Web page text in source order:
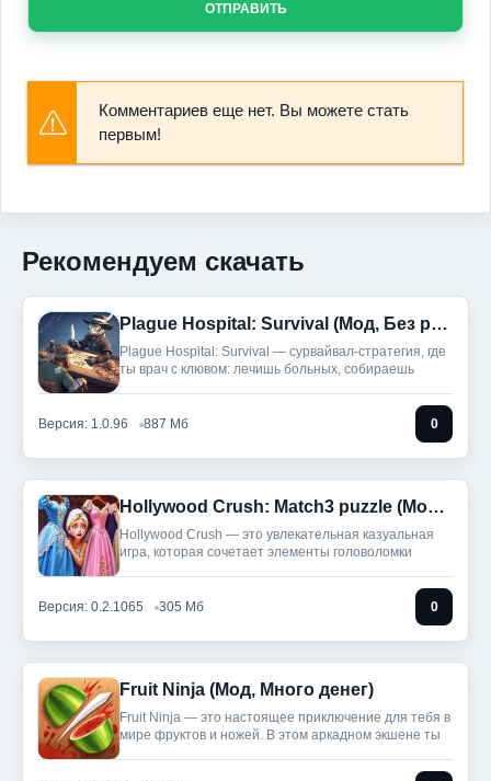
ОТПРАВИТЬ
Комментариев еще нет. Вы можете стать
первым!
Рекомендуем скачать
Plague Hospital: Survival (Мод, Без рекламы)
Plague Hospital: Survival — сурвайвал-стратегия, где
ты врач с клювом: лечишь больных, собираешь
Версия: 1.0.96 887 Мб 0
Hollywood Crush: Match3 puzzle (Мод, без рекламы)
Hollywood Crush — это увлекательная казуальная
игра, которая сочетает элементы головоломки
Версия: 0.2.1065 305 Мб 0
Fruit Ninja (Мод, Много денег)
Fruit Ninja — это настоящее приключение для тебя в
мире фруктов и ножей. В этом аркадном экшене ты